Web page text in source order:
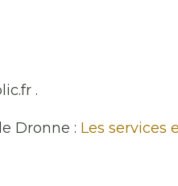
.
Dronne : Les services